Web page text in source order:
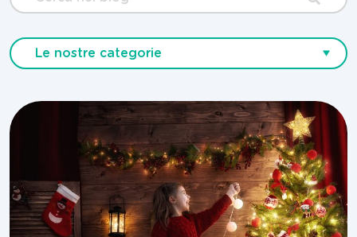
nel
Le nostre categorie